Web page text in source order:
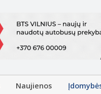
Naujienos